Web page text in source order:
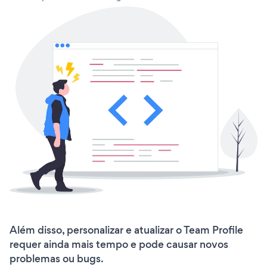
Além disso, personalizar e atualizar o Team Profile
requer ainda mais tempo e pode causar novos
problemas ou bugs.